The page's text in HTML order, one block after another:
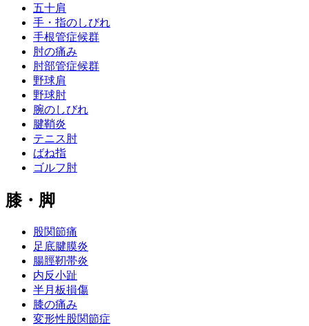
五十肩
手・指のしびれ
手根管症候群
肘の痛み
肘部管症候群
野球肩
野球肘
腕のしびれ
腱鞘炎
テニス肘
ばね指
ゴルフ肘
膝・脚
股関節痛
足底腱膜炎
腸脛靭帯炎
内反小趾
半月板損傷
膝の痛み
変形性股関節症